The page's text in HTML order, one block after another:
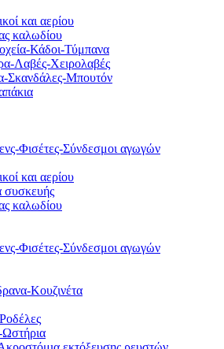
και αερίου
καλωδίου
Κάδοι-Τύμπανα
Λαβές-Χειρολαβές
Σκανδάλες-Μπουτόν
Φισέτες-Σύνδεσμοι αγωγών
και αερίου
συσκευής
καλωδίου
Φισέτες-Σύνδεσμοι αγωγών
Κουζινέτα
Ωστήρια